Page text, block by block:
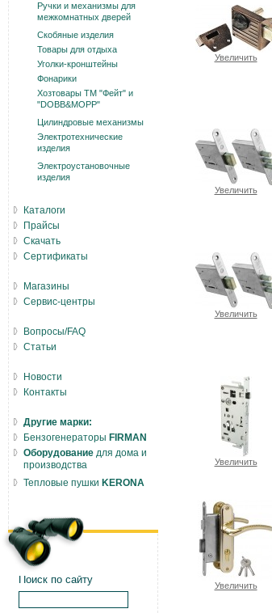
Увеличить
Увеличить
Увеличить
Увеличить
Увеличить
Ручки и механизмы для
межкомнатных дверей
Скобяные изделия
Товары для отдыха
Уголки-кронштейны
Фонарики
Хозтовары ТМ "Фейт" и
"DOBB&MOPP"
Цилиндровые механизмы
Электротехнические
изделия
Электроустановочные
изделия
Каталоги
Прайсы
Скачать
Сертификаты
Магазины
Сервис-центры
Вопросы/FAQ
Статьи
Новости
Контакты
Другие марки:
Бензогенераторы FIRMAN
Оборудование для дома и
производства
Тепловые пушки KERONA
Поиск по сайту